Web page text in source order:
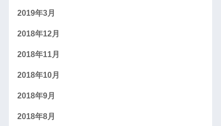
2019年3月
2018年12月
2018年11月
2018年10月
2018年9月
2018年8月